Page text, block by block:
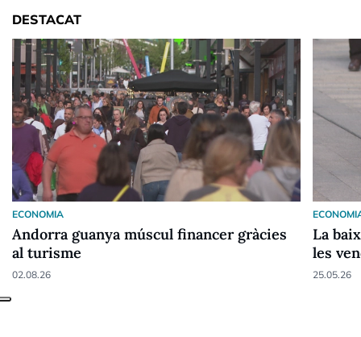
DESTACAT
ECONOMIA
Andorra guanya múscul financer gràcies
al turisme
02.08.26
La
les
25.05.26